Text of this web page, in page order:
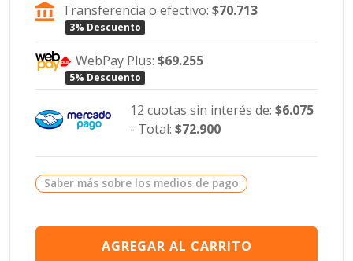
Transferencia o efectivo:$70.713
3% Descuento
WebPay Plus:$69.255
5% Descuento
12 cuotas sin interés de: $6.075
- Total: $72.900
Saber más sobre los medios de pago
AGREGAR AL CARRITO